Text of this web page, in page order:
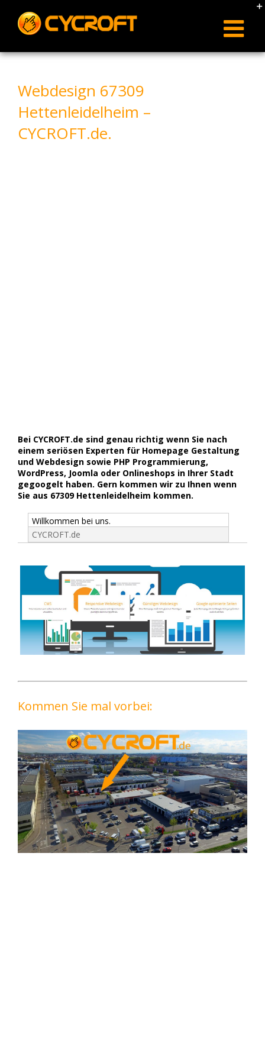
content
Webdesign 67309
Hettenleidelheim –
CYCROFT.de.
Bei CYCROFT.de sind genau richtig wenn Sie nach
einem seriösen Experten für Homepage Gestaltung
und Webdesign sowie PHP Programmierung,
WordPress, Joomla oder Onlineshops in Ihrer Stadt
gegoogelt haben. Gern kommen wir zu Ihnen wenn
Sie aus 67309 Hettenleidelheim kommen.
Willkommen bei uns.
CYCROFT.de
Kommen Sie mal vorbei: